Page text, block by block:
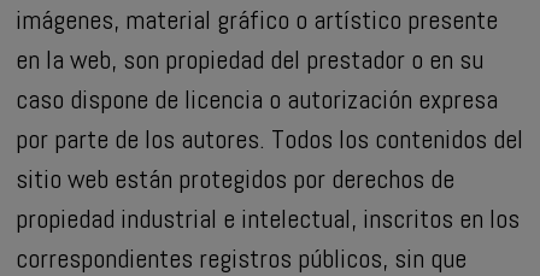
imágenes, material gráfico o artístico presente
en la web, son propiedad del prestador o en su
caso dispone de licencia o autorización expresa
por parte de los autores. Todos los contenidos del
sitio web están protegidos por derechos de
propiedad industrial e intelectual, inscritos en los
correspondientes registros públicos, sin que